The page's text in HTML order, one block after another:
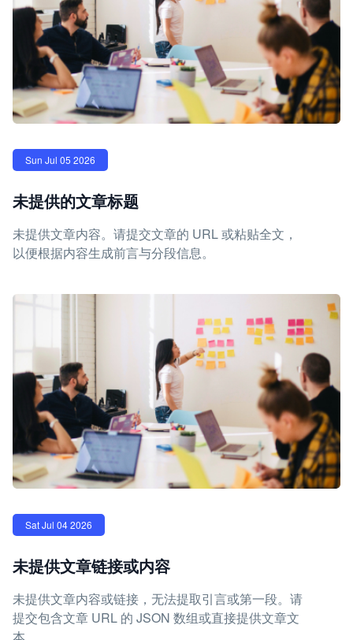
Sun Jul 05 2026
未提供的文章标题
未提供文章内容。请提交文章的 URL 或粘贴全文，
以便根据内容生成前言与分段信息。
Sat Jul 04 2026
未提供文章链接或内容
未提供文章内容或链接，无法提取引言或第一段。请
提交包含文章 URL 的 JSON 数组或直接提供文章文